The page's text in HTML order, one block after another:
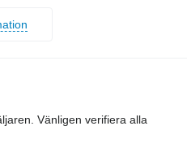
nitrogen;
herbicides;
high;
of plants up to 35 cm high
to remove sections of
processing;
Vänligen verifiera alla